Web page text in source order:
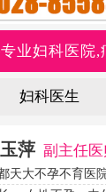
业妇科医院,
妇科医生
萍 副主任医
天大不孕不育医